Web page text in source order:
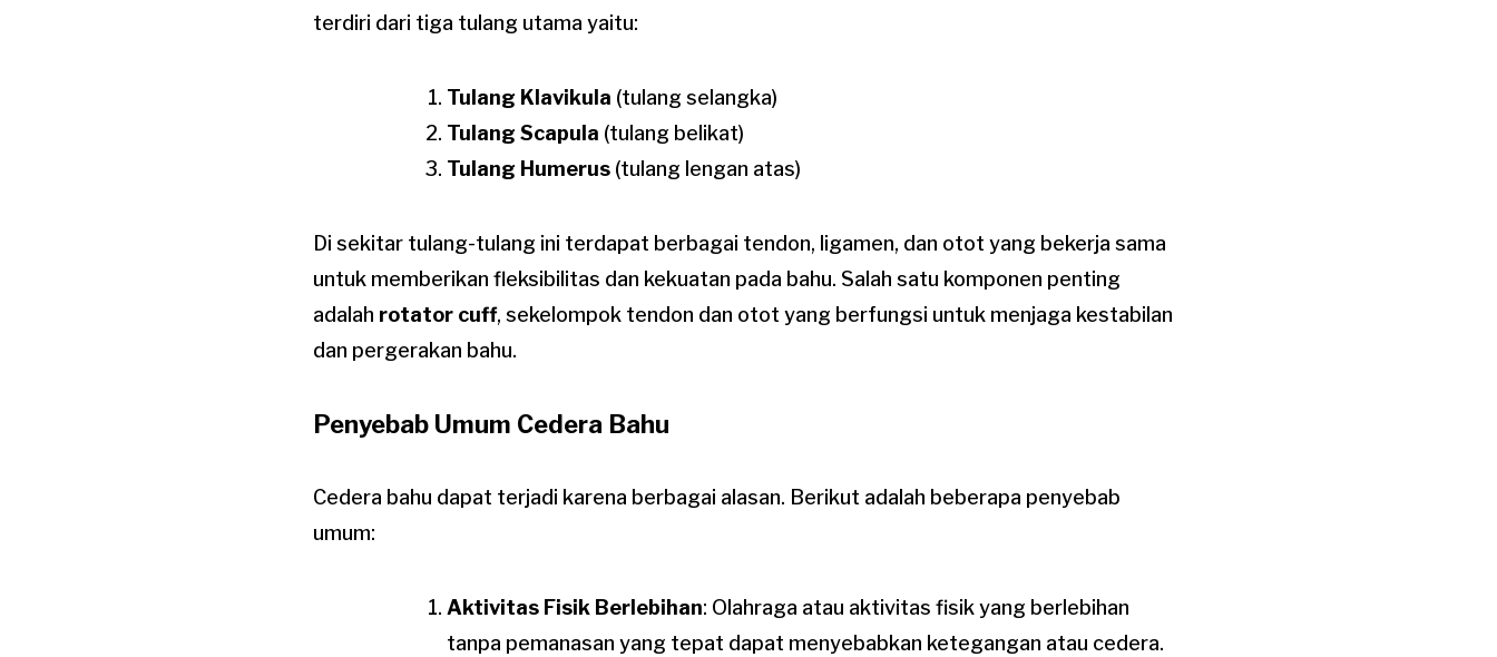
terdiri dari tiga tulang utama yaitu:
Tulang Klavikula (tulang selangka)
Tulang Scapula (tulang belikat)
Tulang Humerus (tulang lengan atas)
Di sekitar tulang-tulang ini terdapat berbagai tendon, ligamen, dan otot yang bekerja sama
untuk memberikan fleksibilitas dan kekuatan pada bahu. Salah satu komponen penting
adalah rotator cuff, sekelompok tendon dan otot yang berfungsi untuk menjaga kestabilan
dan pergerakan bahu.
Penyebab Umum Cedera Bahu
Cedera bahu dapat terjadi karena berbagai alasan. Berikut adalah beberapa penyebab
umum:
Aktivitas Fisik Berlebihan: Olahraga atau aktivitas fisik yang berlebihan
tanpa pemanasan yang tepat dapat menyebabkan ketegangan atau cedera.